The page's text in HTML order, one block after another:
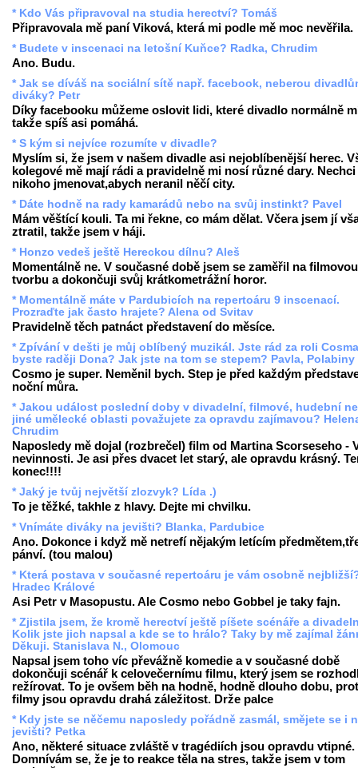
* Kdo Vás připravoval na studia herectví? Tomáš
Připravovala mě paní Viková, která mi podle mě moc nevěřila.
* Budete v inscenaci na letošní Kuňce? Radka, Chrudim
Ano. Budu.
* Jak se díváš na sociální sítě např. facebook, neberou
diváky? Petr
Díky facebooku můžeme oslovit lidi, které divadlo normálně
takže spíš asi pomáhá.
* S kým si nejvíce rozumíte v divadle?
Myslím si, že jsem v našem divadle asi nejoblíbenější herec.
kolegové mě mají rádi a pravidelně mi nosí různé dary. Nechci
nikoho jmenovat,abych neranil něčí city.
* Dáte hodně na rady kamarádů nebo na svůj instinkt? Pavel
Mám věštící kouli. Ta mi řekne, co mám dělat. Včera jsem jí
ztratil, takže jsem v háji.
* Honzo vedeš ještě Hereckou dílnu? Aleš
Momentálně ne. V současné době jsem se zaměřil na filmovou
tvorbu a dokončuji svůj krátkometrážní horor.
* Momentálně máte v Pardubicích na repertoáru 9 inscenací.
Prozraďte jak často hrajete? Alena od Svitav
Pravidelně těch patnáct představení do měsíce.
* Zpívání v dešti je můj oblíbený muzikál. Jste rád za roli
byste raději Dona? Jak jste na tom se stepem? Pavla, Polabiny
Cosmo je super. Neměnil bych. Step je před každým
noční můra.
* Jakou událost poslední doby v divadelní, filmové, hudební
jiné umělecké oblasti považujete za opravdu zajímavou?
Chrudim
Naposledy mě dojal (rozbrečel) film od Martina Scorseseho -
nevinnosti. Je asi přes dvacet let starý, ale opravdu krásný.
konec!!!!
* Jaký je tvůj největší zlozvyk? Lída .)
To je těžké, takhle z hlavy. Dejte mi chvilku.
* Vnímáte diváky na jevišti? Blanka, Pardubice
Ano. Dokonce i když mě netrefí nějakým letícím
pánví. (tou malou)
* Která postava v současné repertoáru je vám osobně
Hradec Králové
Asi Petr v Masopustu. Ale Cosmo nebo Gobbel je taky fajn.
* Zjistila jsem, že kromě herectví ještě píšete scénáře a
Kolik jste jich napsal a kde se to hrálo? Taky by mě zajímal
Děkuji. Stanislava N., Olomouc
Napsal jsem toho víc převážně komedie a v současné době
dokončuji scénář k celovečernímu filmu, který jsem se
režírovat. To je ovšem běh na hodně, hodně dlouho dobu,
filmy jsou opravdu drahá záležitost. Drže palce
* Kdy jste se něčemu naposledy pořádně zasmál, smějete se i
jevišti? Petka
Ano, některé situace zvláště v tragédiích jsou opravdu vtipné.
Domnívám se, že je to reakce těla na stres, takže jsem v tom